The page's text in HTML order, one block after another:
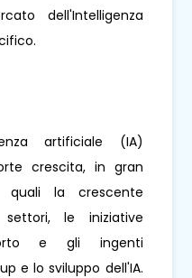
dell'Intelligenza
artificiale (IA)
crescita, in gran
la crescente
le iniziative
e gli ingenti
e lo sviluppo dell'IA.